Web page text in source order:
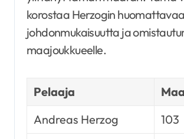
korostaa Herzogin huomattavaa
johdonmukaisuutta ja
maajoukkueelle.
Pelaaja
Andreas Herzog
103